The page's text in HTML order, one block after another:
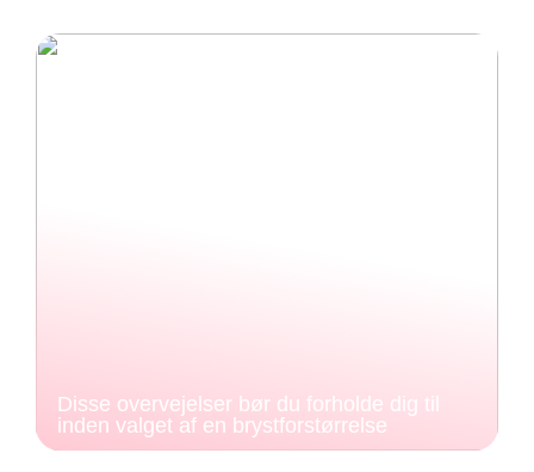
Disse overvejelser bør du forholde dig til
inden valget af en brystforstørrelse